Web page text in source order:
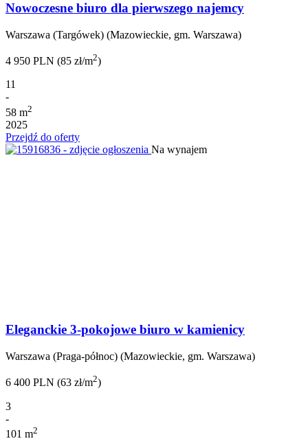
Nowoczesne biuro dla pierwszego najemcy
Warszawa (Targówek) (Mazowieckie, gm. Warszawa)
4 950 PLN (85 zł/m2)
11
-
58 m2
2025
Przejdź do oferty
Na wynajem
Eleganckie 3-pokojowe biuro w kamienicy
Warszawa (Praga-północ) (Mazowieckie, gm. Warszawa)
6 400 PLN (63 zł/m2)
3
-
101 m2